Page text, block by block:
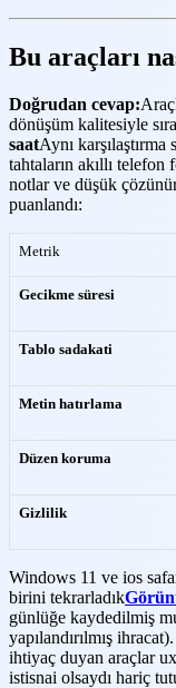
Bu araçları
Doğrudan cevap:
dönüşüm kalitesiyle
saatAynı karşılaştırma
tahtaların akıllı telefon
notlar ve düşük
puanlandı:
Metrik
Gecikme süresi
Tablo sadakati
Metin hatırlama
Düzen koruma
Gizlilik
Windows 11 ve ios
birini tekrarladık
günlüğe kaydedilmiş
yapılandırılmış
ihtiyaç duyan araçlar
istisnai olsaydı hariç